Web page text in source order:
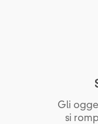
Gli
si